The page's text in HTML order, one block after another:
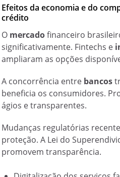
Efeitos da economia e do
crédito
O mercadofinanceiro
significativamente. Fintechs e
ampliaram as opções
A concorrência entre bancos
beneficia os consumidores.
ágios e transparentes.
Mudanças regulatórias
proteção. A Lei do
promovem transparência.